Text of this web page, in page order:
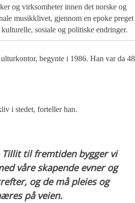
og virksomheter innen det norske og
musikklivet, gjennom en epoke preget
kulturelle, sosiale og politiske endringer.
begynte i 1986. Han var da 48
i stedet, forteller han.
Tillit til fremtiden bygger vi
våre skapende evner og
og de må pleies og
på veien.